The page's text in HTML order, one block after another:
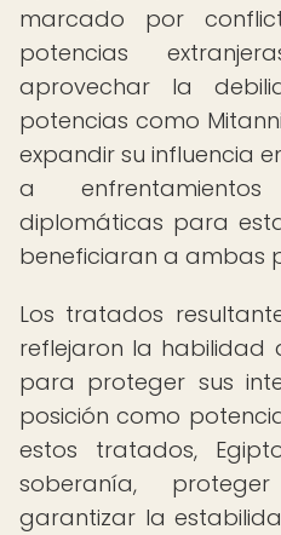
marcado por
potencias
aprovechar la
potencias como
expandir su influencia
a
diplomáticas para
beneficiaran a ambas
Los tratados
reflejaron la habilidad
para proteger sus
posición como
estos tratados,
soberanía,
garantizar la